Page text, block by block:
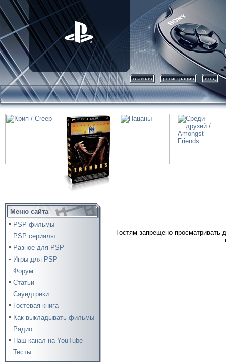
главная регистрация вход
Меню сайта
PSP фильмы
PSP сериалы
Разное для PSP
Игры для PSP
Форум
Статьи
Саундтреки
Гостевая книга
Как выкладывать фильмы
Радио
Наш канал на YouTube
Тесты
Гостям запрещено просматривать